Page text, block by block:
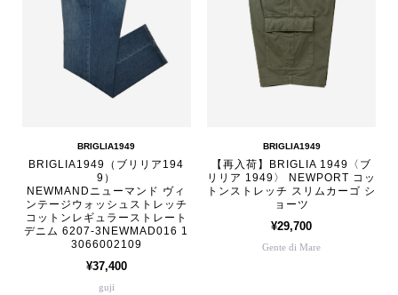
BRIGLIA1949
BRIGLIA1949（ブリリア194
9）
NEWMANDニューマンド ヴィ
ンテージウォッシュストレッチ
コットンレギュラーストレート
デニム 6207-3NEWMAD016 1
3066002109
¥37,400
guji
BRIGLIA1949
【再入荷】BRIGLIA 1949〈ブ
リリア 1949〉 NEWPORT コッ
トンストレッチ スリムカーゴ シ
ョーツ
¥29,700
Gente di Mare